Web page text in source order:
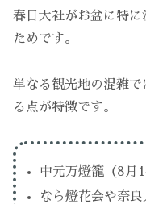
春日大社がお盆に特に
ためです。
単なる観光地の混雑
る点が特徴です。
中元万燈籠（8月
なら燈花会や奈